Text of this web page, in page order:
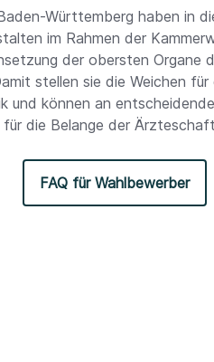
Württemberg haben in
im Rahmen der
der obersten Organe
stellen sie die Weichen für
und können an
die Belange der
FAQ für Wahlbewerber